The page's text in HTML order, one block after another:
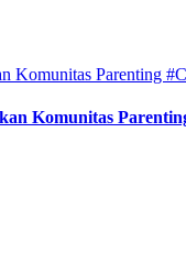
Komunitas